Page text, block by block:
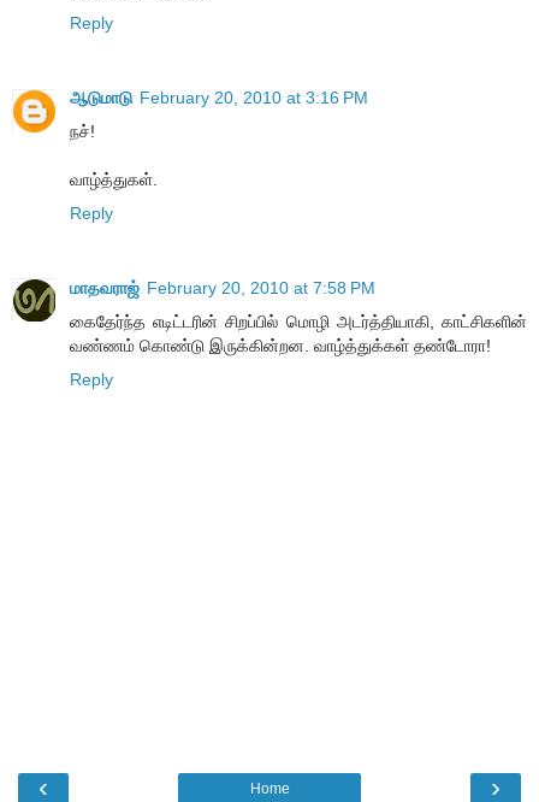
Reply
ஆடுமாடு February 20, 2010 at 3:16 PM
நச்!
வாழ்த்துகள்.
Reply
மாதவராஜ் February 20, 2010 at 7:58 PM
கைதேர்ந்த எடிட்டரின் சிறப்பில் மொழி அடர்த்தியாகி, காட்சிகளின்
வண்ணம் கொண்டு இருக்கின்றன. வாழ்த்துக்கள் தண்டோரா!
Reply
‹ ›
Home